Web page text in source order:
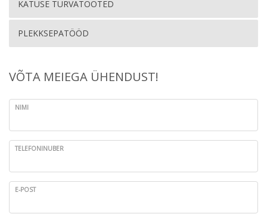
KATUSE TURVATOOTED
PLEKKSEPATÖÖD
VÕTA MEIEGA ÜHENDUST!
NIMI
TELEFONINUBER
E-POST